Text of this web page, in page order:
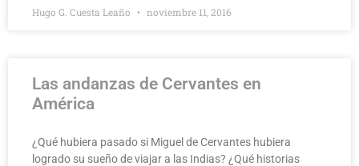
Hugo G. Cuesta Leaño noviembre 11, 2016
Las andanzas de Cervantes en
América
¿Qué hubiera pasado si Miguel de Cervantes hubiera
logrado su sueño de viajar a las Indias? ¿Qué historias